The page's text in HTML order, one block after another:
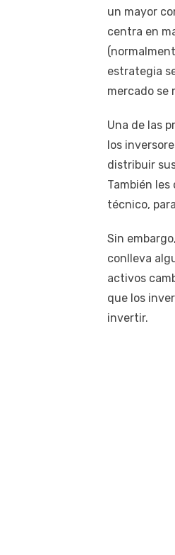
un mayor
centra en
estrategia
mercado se
Una de las
los
distribuir
También
técnico,
Sin
conlleva
activos
que los
invertir.